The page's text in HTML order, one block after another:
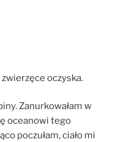
zwierzęce oczyska.
Zanurkowałam w
oceanowi tego
poczułam, ciało mi